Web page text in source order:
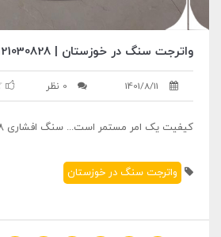
واترجت سنگ در خوزستان | 09121030828
1401/8/11 0 نظر
کیفیت یک امر مستمر است... سنگ افشاری 09121030828
واترجت سنگ در خوزستان